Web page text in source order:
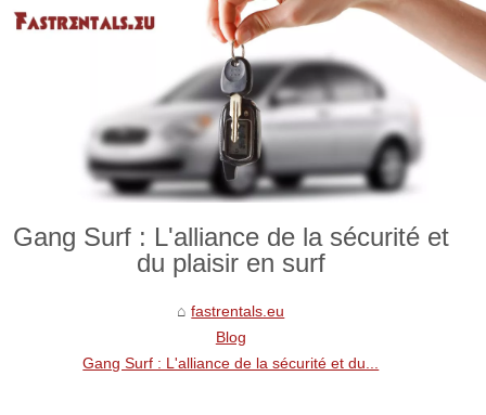
Gang Surf : L'alliance de la sécurité et
du plaisir en surf
fastrentals.eu
Blog
Gang Surf : L'alliance de la sécurité et du...